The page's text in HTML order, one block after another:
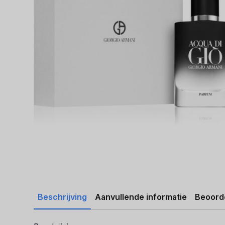
Beschrijving Aanvullende informatie